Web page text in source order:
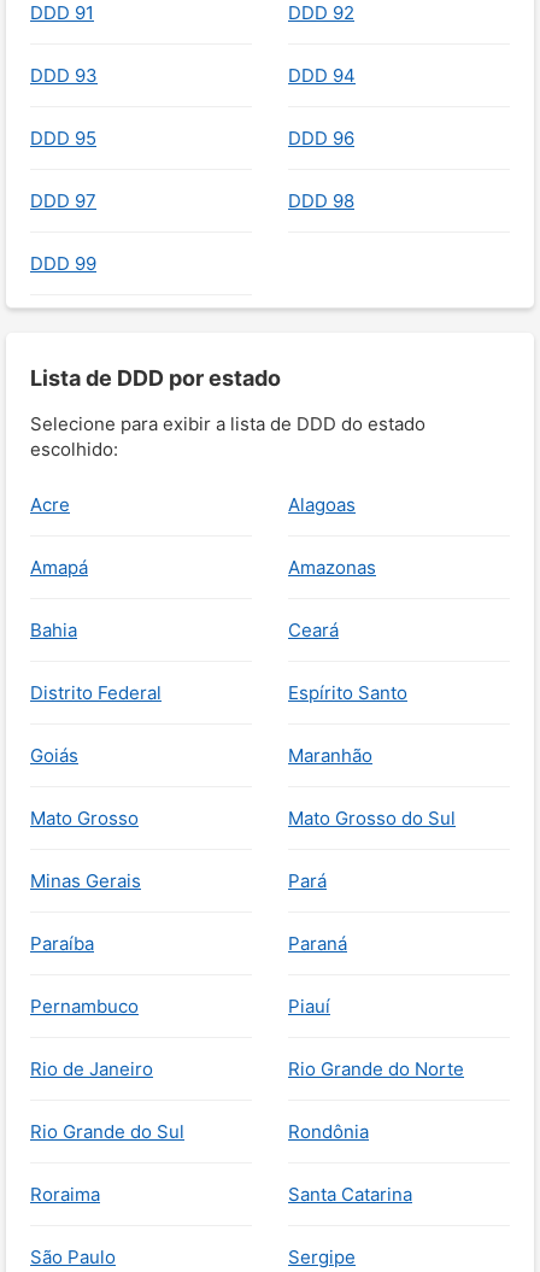
DDD 91 DDD 92
DDD 93 DDD 94
DDD 95 DDD 96
DDD 97 DDD 98
DDD 99
Lista de DDD por estado
Selecione para exibir a lista de DDD do estado
escolhido:
Acre Alagoas
Amapá Amazonas
Bahia Ceará
Distrito Federal Espírito Santo
Goiás Maranhão
Mato Grosso Mato Grosso do Sul
Minas Gerais Pará
Paraíba Paraná
Pernambuco Piauí
Rio de Janeiro Rio Grande do Norte
Rio Grande do Sul Rondônia
Roraima Santa Catarina
São Paulo Sergipe